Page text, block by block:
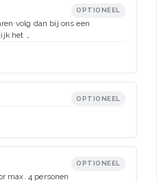
OPTIONEEL
volg dan bij ons een
het …
OPTIONEEL
OPTIONEEL
max. 4 personen